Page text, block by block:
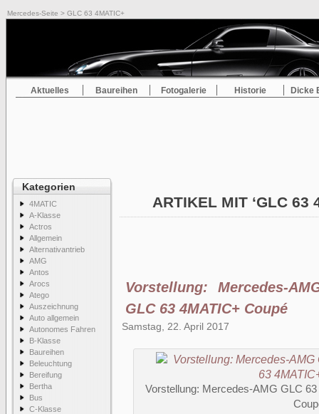
Mercedes-Seite > GLC 63 4MATIC+
Aktuelles Baureihen Fotogalerie Historie Dicke
Kategorien
4MATIC
A-Klasse
Actros
Allgemein
Alternativantrieb
AMG
Antos
Arocs
Atego
Auszeichnung
Auto allgemein
Autonomes Fahren
B-Klasse
Baureihen
Beleuchtung
Bereifung
Bertha
Bus
C-Klasse
ARTIKEL MIT ‘GLC 63
Vorstellung: Mercedes-
GLC 63 4MATIC+ Coupé
Samstag, 22. April 2017
Vorstellung: Mercedes-AMG GLC